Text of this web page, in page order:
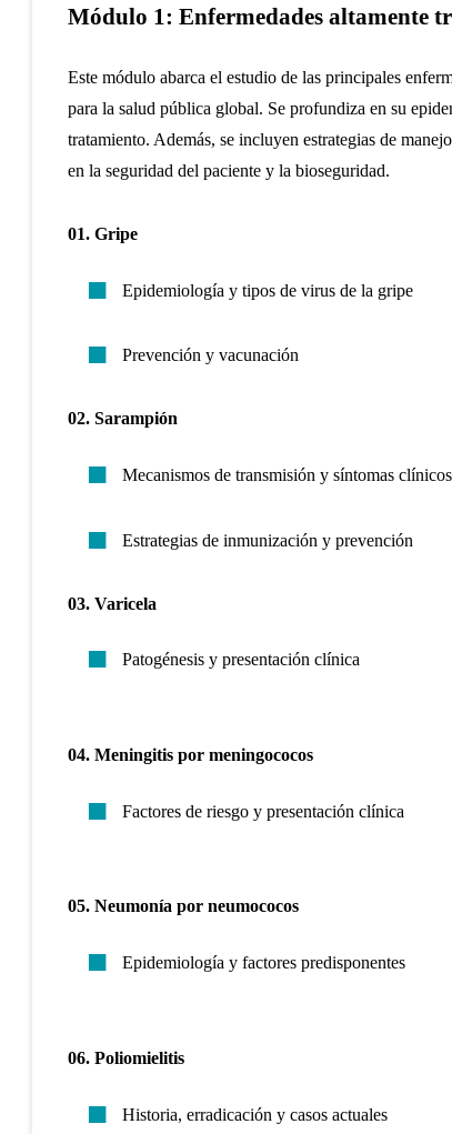
Módulo 1: Enfermedades altamente
Este módulo abarca el estudio de las principales
para la salud pública global. Se profundiza en su
tratamiento. Además, se incluyen estrategias de
en la seguridad del paciente y la bioseguridad.
01. Gripe
Epidemiología y tipos de virus de la gripe
Prevención y vacunación
02. Sarampión
Mecanismos de transmisión y síntomas clínicos
Estrategias de inmunización y prevención
03. Varicela
Patogénesis y presentación clínica
04. Meningitis por meningococos
Factores de riesgo y presentación clínica
05. Neumonía por neumococos
Epidemiología y factores predisponentes
06. Poliomielitis
Historia, erradicación y casos actuales